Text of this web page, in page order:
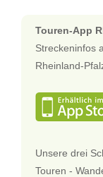
Touren-App
Streckeninfos
Rheinland-
Unsere drei
Touren -